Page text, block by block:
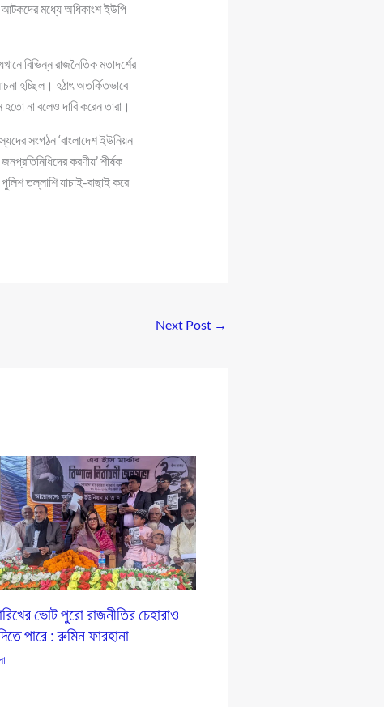
আটকদের মধ্যে অধিকাংশ ইউপি
বিভিন্ন রাজনৈতিক মতাদর্শের
হচ্ছিল। হঠাৎ অতর্কিতভাবে
না বলেও দাবি করেন তারা।
সংগঠন ‘বাংলাদেশ ইউনিয়ন
করণীয়’ শীর্ষক
তল্লাশি যাচাই-বাছাই করে
Next Post →
ভোট পুরো রাজনীতির চেহারাও
পারে : রুমিন ফারহানা